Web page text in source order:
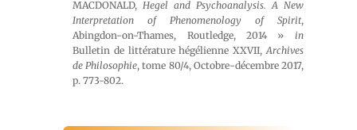
MACDONALD,Hegel and Psychoanalysis. A New
Interpretation of Phenomenology of Spirit,
Abingdon-on-Thames, Routledge, 2014 » in
Bulletin de littérature hégélienne XXVII,Archives
de Philosophie, tome 80/4, Octobre-décembre 2017,
p. 773-802.